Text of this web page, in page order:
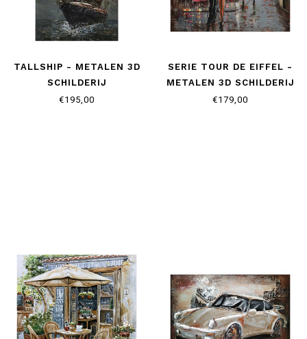
TALLSHIP - METALEN 3D
SCHILDERIJ
€195,00
SERIE TOUR DE EIFFEL -
METALEN 3D SCHILDERIJ
€179,00